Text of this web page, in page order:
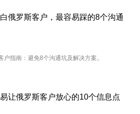
俄罗斯客户，最容易踩的8个沟通
指南：避免8个沟通坑及解决方案。
让俄罗斯客户放心的10个信息点